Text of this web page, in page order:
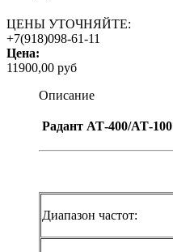
ЦЕНЫ УТОЧНЯЙТЕ:
+7(918)098-61-11
Цена:
11900,00 руб
Описание
Радант АТ-400/АТ-100
Диапазон частот: